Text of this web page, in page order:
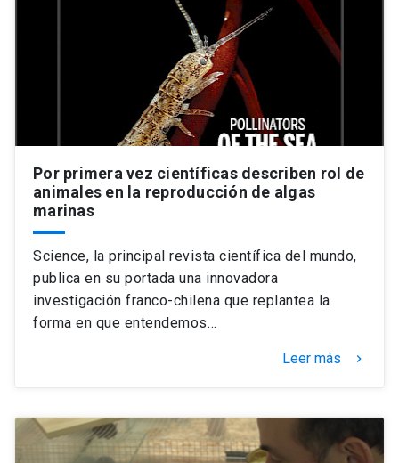
Por primera vez científicas describen rol de
animales en la reproducción de algas
marinas
Science, la principal revista científica del mundo,
publica en su portada una innovadora
investigación franco-chilena que replantea la
forma en que entendemos…
Leer más keyboard_arrow_right